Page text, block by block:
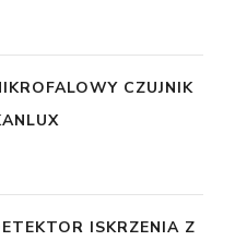
CZUJNIK
ISKRZENIA Z